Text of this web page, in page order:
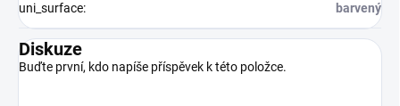
uni_surface: barvený
Diskuze
Buďte první, kdo napíše příspěvek k této položce.